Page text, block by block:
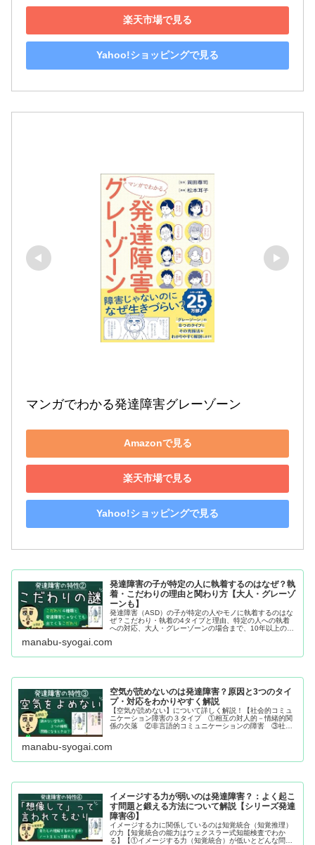
楽天市場で見る
Yahoo!ショッピングで見る
マンガでわかる発達障害グレーゾーン
Amazonで見る
楽天市場で見る
Yahoo!ショッピングで見る
発達障害の子が特定の人に執着するのはなぜ？執
着・こだわりの理由と関わり方【大人・グレーゾ
ーンも】
発達障害（ASD）の子が特定の人やモノに執着するのはな
ぜ？こだわり・執着の4タイプと理由、特定の人への執着
への対応、大人・グレーゾーンの場合まで、10年以上の教
方のコツも紹介します。
manabu-syogai.com
空気が読めないのは発達障害？原因と3つのタイ
プ・対応をわかりやすく解説
【空気が読めない】について詳しく解説！【社会的コミュ
ニケーション障害の３タイプ ①相互の対人的－情緒的関
係の欠落 ②非言語的コミュニケーションの障害 ③社会
manabu-syogai.com
イメージする力が弱いのは発達障害？：よく起こ
す問題と鍛える方法について解説【シリーズ発達
障害④】
イメージする力に関係しているのは知覚統合（知覚推理）
の力【知覚統合の能力はウェクスラー式知能検査でわか
る】【①イメージする力（知覚統合）が低いとどんな問題